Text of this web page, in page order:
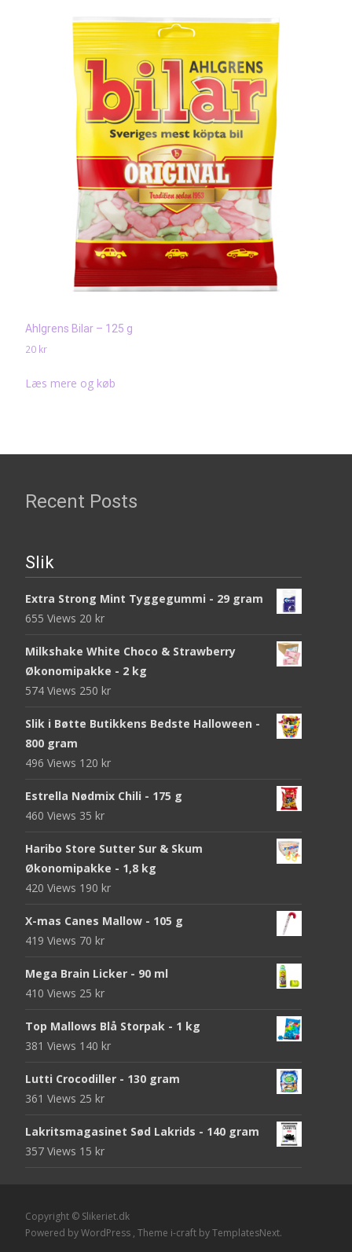
Ahlgrens Bilar – 125 g
20 kr
Læs mere og køb
Recent Posts
Slik
Extra Strong Mint Tyggegummi - 29 gram
655 Views 20 kr
Milkshake White Choco & Strawberry
Økonomipakke - 2 kg
574 Views 250 kr
Slik i Bøtte Butikkens Bedste Halloween -
800 gram
496 Views 120 kr
Estrella Nødmix Chili - 175 g
460 Views 35 kr
Haribo Store Sutter Sur & Skum
Økonomipakke - 1,8 kg
420 Views 190 kr
X-mas Canes Mallow - 105 g
419 Views 70 kr
Mega Brain Licker - 90 ml
410 Views 25 kr
Top Mallows Blå Storpak - 1 kg
381 Views 140 kr
Lutti Crocodiller - 130 gram
361 Views 25 kr
Lakritsmagasinet Sød Lakrids - 140 gram
357 Views 15 kr
Copyright © Slikeriet.dk
Powered by WordPress , Theme i-craft by TemplatesNext.